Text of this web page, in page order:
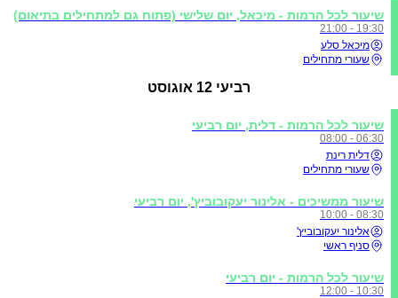
שיעור לכל הרמות - מיכאל, יום שלישי (פתוח גם למתחילים בתיאום)
19:30 - 21:00
מיכאל סלע
שעורי מתחילים
רביעי 12 אוגוסט
שיעור לכל הרמות - דלית, יום רביעי
06:30 - 08:00
דלית רינת
שעורי מתחילים
שיעור ממשיכים - אלינור יעקובוביץ', יום רביעי
08:30 - 10:00
אלינור יעקובוביץ'
סניף ראשי
שיעור לכל הרמות - יום רביעי
10:30 - 12:00